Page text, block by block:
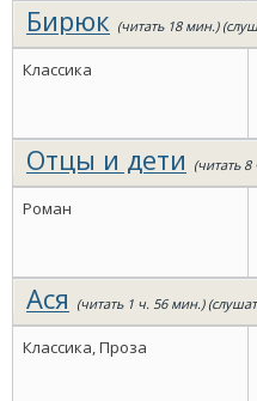
Бирюк (читать 18 мин.)
Классика
Отцы и дети (читать
Роман
Ася (читать 1 ч. 56 мин.)
Классика, Проза